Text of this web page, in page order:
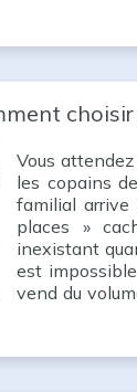
Vous
les copains
familial arrive
places »
inexistant
est
vend du